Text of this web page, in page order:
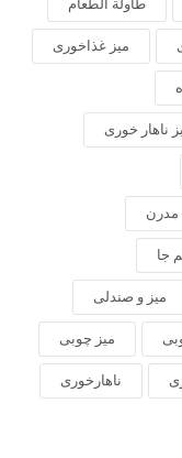
طاولة الطعام
میز غذاخوری
ناهار خوری
مدرن
جا
میز و صندلی
میز چوبی
ناهارخوری